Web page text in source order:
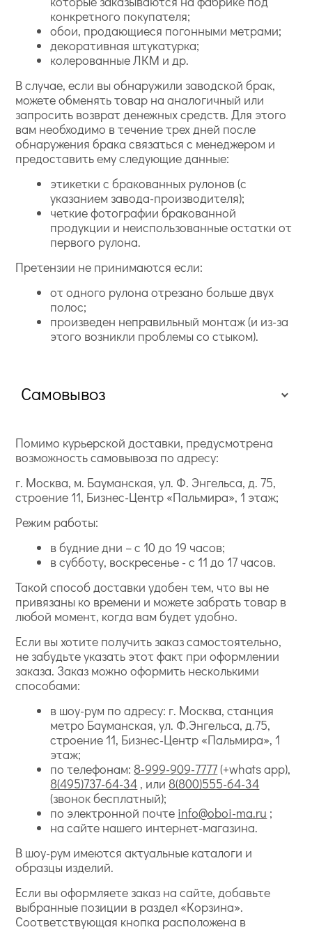
конкретного покупателя;
обои, продающиеся погонными метрами;
декоративная штукатурка;
колерованные ЛКМ и др.
В случае, если вы обнаружили заводской брак,
можете обменять товар на аналогичный или
запросить возврат денежных средств. Для этого
вам необходимо в течение трех дней после
обнаружения брака связаться с менеджером и
предоставить ему следующие данные:
этикетки с бракованных рулонов (с
указанием завода-производителя);
четкие фотографии бракованной
продукции и неиспользованные остатки от
первого рулона.
Претензии не принимаются если:
от одного рулона отрезано больше двух
полос;
произведен неправильный монтаж (и из-за
этого возникли проблемы со стыком).
Самовывоз
Помимо курьерской доставки, предусмотрена
возможность самовывоза по адресу:
г. Москва, м. Бауманская, ул. Ф. Энгельса, д. 75,
строение 11, Бизнес-Центр «Пальмира», 1 этаж;
Режим работы:
в будние дни – с 10 до 19 часов;
в субботу, воскресенье - с 11 до 17 часов.
Такой способ доставки удобен тем, что вы не
привязаны ко времени и можете забрать товар в
любой момент, когда вам будет удобно.
Если вы хотите получить заказ самостоятельно,
не забудьте указать этот факт при оформлении
заказа. Заказ можно оформить несколькими
способами:
в шоу-рум по адресу: г. Москва, станция
метро Бауманская, ул. Ф.Энгельса, д.75,
строение 11, Бизнес-Центр «Пальмира», 1
этаж;
по телефонам: 8-999-909-7777(+whats app),
8(495)737-64-34 , или 8(800)555-64-34
(звонок бесплатный);
по электронной почте info@oboi-ma.ru ;
на сайте нашего интернет-магазина.
В шоу-рум имеются актуальные каталоги и
образцы изделий.
Если вы оформляете заказ на сайте, добавьте
выбранные позиции в раздел «Корзина».
Соответствующая кнопка расположена в